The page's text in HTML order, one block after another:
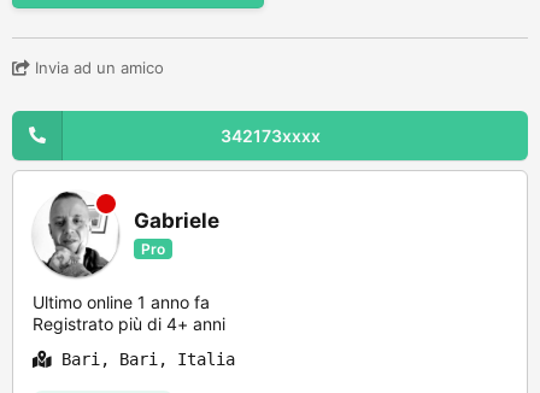
Invia ad un amico
342173xxxx
Gabriele
Pro
Ultimo online 1 anno fa
Registrato più di 4+ anni
Bari, Bari, Italia